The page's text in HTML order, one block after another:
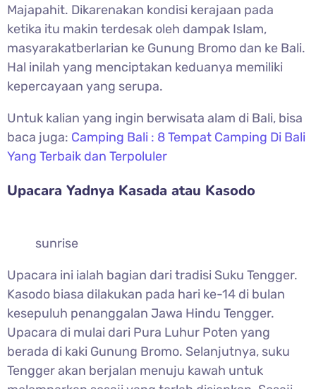
Majapahit. Dikarenakan kondisi kerajaan pada
ketika itu makin terdesak oleh dampak Islam,
masyarakatberlarian ke Gunung Bromo dan ke Bali.
Hal inilah yang menciptakan keduanya memiliki
kepercayaan yang serupa.
Untuk kalian yang ingin berwisata alam di Bali, bisa
baca juga: Camping Bali : 8 Tempat Camping Di Bali
Yang Terbaik dan Terpoluler
Upacara Yadnya Kasada atau Kasodo
sunrise
Upacara ini ialah bagian dari tradisi Suku Tengger.
Kasodo biasa dilakukan pada hari ke-14 di bulan
kesepuluh penanggalan Jawa Hindu Tengger.
Upacara di mulai dari Pura Luhur Poten yang
berada di kaki Gunung Bromo. Selanjutnya, suku
Tengger akan berjalan menuju kawah untuk